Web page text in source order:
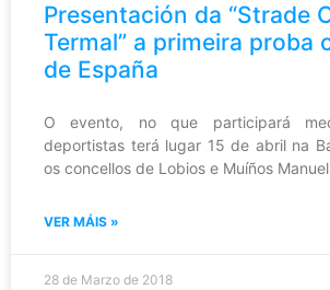
Presentación da “Strade
Termal” a primeira proba
de España
O evento, no que participará
deportistas terá lugar 15 de abril na
os concellos de Lobios e Muíños Manuel
VER MÁIS »
28 de Marzo de 2018